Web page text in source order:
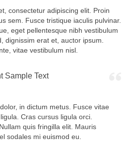
consectetur adipiscing elit. Proin
sem. Fusce tristique iaculis pulvinar.
eget pellentesque nibh vestibulum
dignissim erat et, auctor ipsum.
vitae vestibulum nisl.
Sample Text
in dictum metus. Fusce vitae
Cras cursus ligula orci.
quis fringilla elit. Mauris
sodales mi euismod eu.